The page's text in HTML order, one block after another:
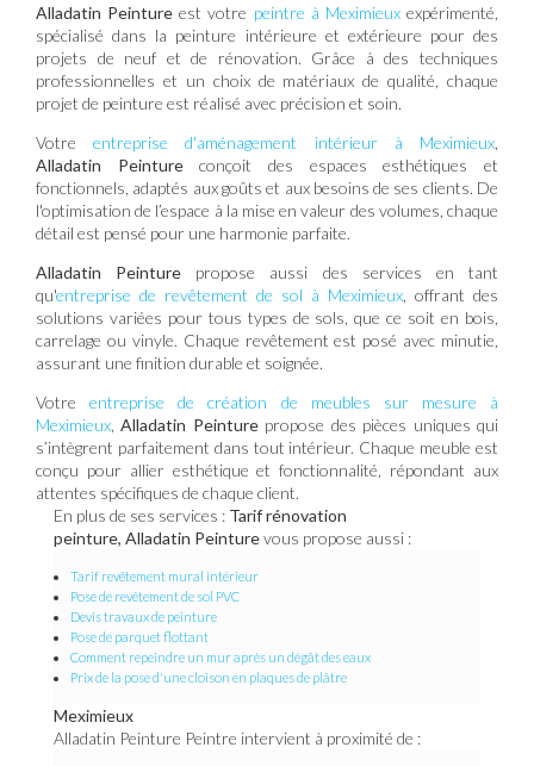
Alladatin Peinture est votre peintre à Meximieuxexpérimenté,
spécialisé dans la peinture intérieure et extérieure pour des
projets de neuf et de rénovation. Grâce à des techniques
professionnelles et un choix de matériaux de qualité, chaque
projet de peinture est réalisé avec précision et soin.
Votreentreprise d'aménagement intérieur à Meximieux
Alladatin Peintureconçoit des espaces esthétiques et
fonctionnels, adaptés aux goûts et aux besoins de ses clients. De
l'optimisation de l’espace à la mise en valeur des volumes, chaque
détail est pensé pour une harmonie parfaite.
Alladatin Peinture propose aussi des services en tant
qu'entreprise de revêtement de sol à Meximieux , offrant des
solutions variées pour tous types de sols, que ce soit en bois,
carrelage ou vinyle. Chaque revêtement est posé avec minutie,
assurant une finition durable et soignée.
Votreentreprise de création de meubles sur mesure à
Meximieux ,Alladatin Peinturepropose des pièces uniques qui
s’intègrent parfaitement dans tout intérieur. Chaque meuble est
conçu pour allier esthétique et fonctionnalité, répondant aux
attentes spécifiques de chaque client.
En plus de ses services : Tarif rénovation
peinture, Alladatin Peinturevous propose aussi :
Tarif revêtement mural intérieur
Pose de revêtement de sol PVC
Devis travaux de peinture
Pose de parquet flottant
Comment repeindre un mur après un dégât des eaux
Prix de la pose d'une cloison en plaques de plâtre
Meximieux
Alladatin Peinture Peintre intervient à proximité de :